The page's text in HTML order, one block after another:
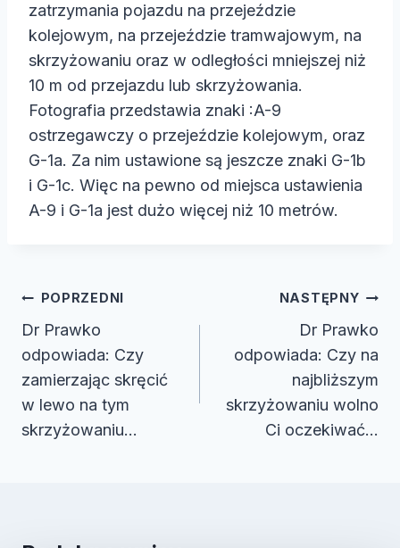
zatrzymania pojazdu na przejeździe
kolejowym, na przejeździe tramwajowym, na
skrzyżowaniu oraz w odległości mniejszej niż
10 m od przejazdu lub skrzyżowania.
Fotografia przedstawia znaki :A-9
ostrzegawczy o przejeździe kolejowym, oraz
G-1a. Za nim ustawione są jeszcze znaki G-1b
i G-1c. Więc na pewno od miejsca ustawienia
A-9 i G-1a jest dużo więcej niż 10 metrów.
Nawigacja
wpisu
POPRZEDNI
Dr Prawko
odpowiada: Czy
zamierzając skręcić
w lewo na tym
skrzyżowaniu…
NASTĘPNY
Dr Prawko
odpowiada: Czy na
najbliższym
skrzyżowaniu wolno
Ci oczekiwać…